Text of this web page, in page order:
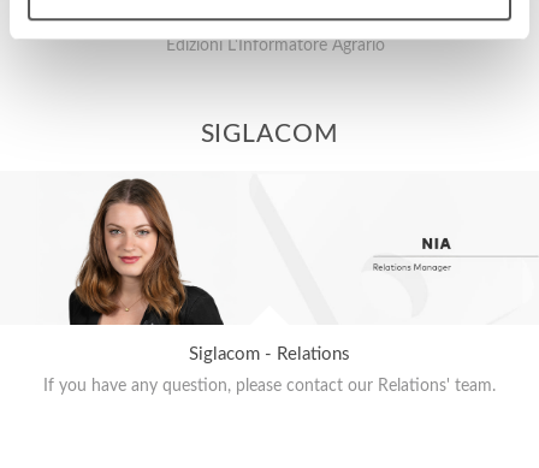
Edizioni L'Informatore Agrario
SIGLACOM
Siglacom - Relations
If you have any question, please contact our Relations' team.